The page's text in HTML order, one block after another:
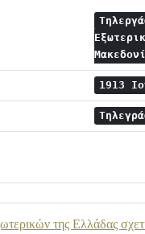
1913
της Ελλάδας